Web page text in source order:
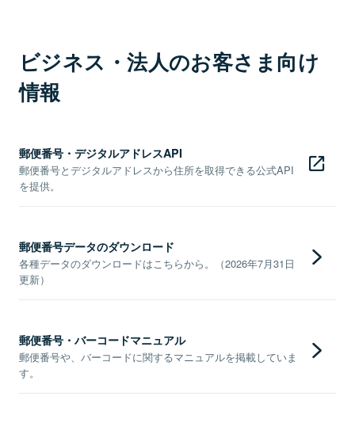
ビジネス・法人のお客さま向け
情報
郵便番号・デジタルアドレスAPI
郵便番号とデジタルアドレスから住所を取得できる公式API
を提供。
郵便番号データのダウンロード
各種データのダウンロードはこちらから。（2026年7月31日
更新）
郵便番号・バーコードマニュアル
郵便番号や、バーコードに関するマニュアルを掲載していま
す。